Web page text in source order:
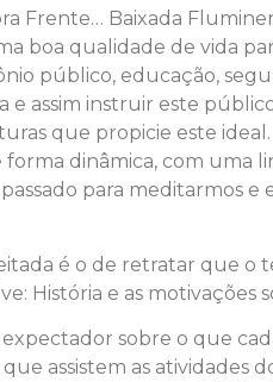
Frente… Baixada
boa qualidade de vida
público, educação,
assim instruir este
que propicie este
dinâmica, com uma
para
é o de retratar que o
História e as motivações
sobre o que
assistem as